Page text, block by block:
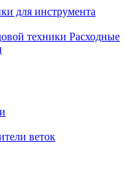
для инструмента
Расходные
веток